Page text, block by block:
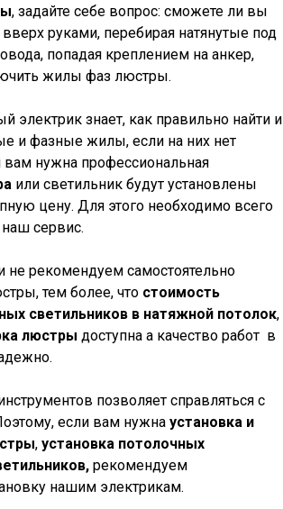
, задайте себе вопрос: сможете ли вы
руками, перебирая натянутые под
попадая креплением на анкер,
жилы фаз люстры.
электрик знает, как правильно найти и
и фазные жилы, если на них нет
вам нужна профессиональная
или светильник будут установлены
цену. Для этого необходимо всего
сервис.
не рекомендуем самостоятельно
тем более, что стоимость
светильников в натяжной потолок,
люстры доступна а качество работ в
позволяет справляться с
если вам нужна установка и
, установка потолочных
рекомендуем
нашим электрикам.